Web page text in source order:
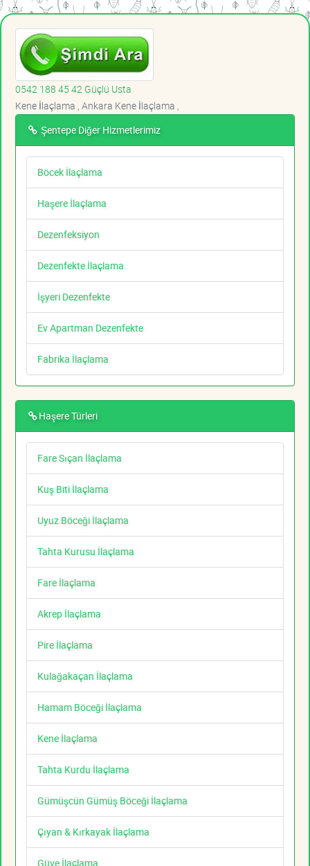
0542 188 45 42 Güçlü Usta
Kene İlaçlama , Ankara Kene İlaçlama ,
Şentepe Diğer Hizmetlerimiz
Böcek İlaçlama
Haşere İlaçlama
Dezenfeksiyon
Dezenfekte İlaçlama
İşyeri Dezenfekte
Ev Apartman Dezenfekte
Fabrika İlaçlama
Haşere Türleri
Fare Sıçan İlaçlama
Kuş Biti İlaçlama
Uyuz Böceği İlaçlama
Tahta Kurusu İlaçlama
Fare İlaçlama
Akrep İlaçlama
Pire İlaçlama
Kulağakaçan İlaçlama
Hamam Böceği İlaçlama
Kene İlaçlama
Tahta Kurdu İlaçlama
Gümüşcün Gümüş Böceği İlaçlama
Çıyan & Kırkayak İlaçlama
Güve İlaçlama